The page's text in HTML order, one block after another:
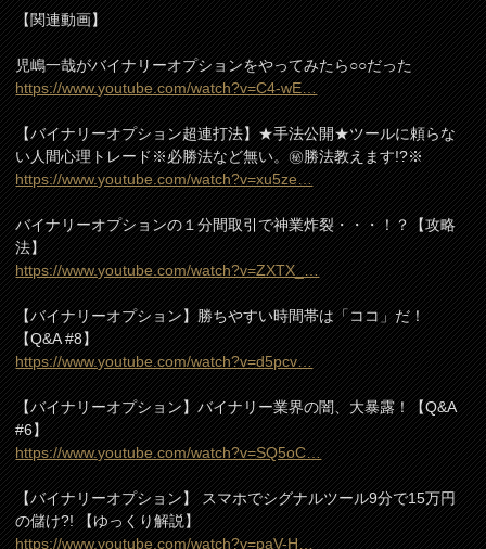
【関連動画】
児嶋一哉がバイナリーオプションをやってみたら○○だった
https://www.youtube.com/watch?v=C4-wE…
【バイナリーオプション超連打法】★手法公開★ツールに頼らな
い人間心理トレード※必勝法など無い。㊙勝法教えます!?※
https://www.youtube.com/watch?v=xu5ze…
バイナリーオプションの１分間取引で神業炸裂・・・！？【攻略
法】
https://www.youtube.com/watch?v=ZXTX_…
【バイナリーオプション】勝ちやすい時間帯は「ココ」だ！
【Q&A #8】
https://www.youtube.com/watch?v=d5pcv…
【バイナリーオプション】バイナリー業界の闇、大暴露！【Q&A
#6】
https://www.youtube.com/watch?v=SQ5oC…
【バイナリーオプション】 スマホでシグナルツール9分で15万円
の儲け?! 【ゆっくり解説】
https://www.youtube.com/watch?v=paV-H…